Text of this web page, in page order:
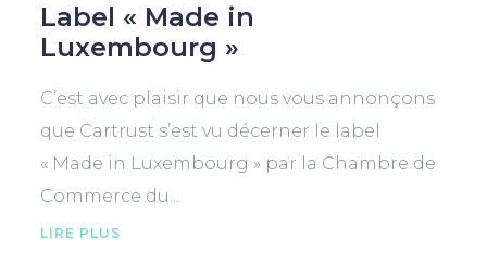
Label « Made in
Luxembourg »
C’est avec plaisir que nous vous annonçons
que Cartrust s’est vu décerner le label
« Made in Luxembourg » par la Chambre de
Commerce du...
LIRE PLUS